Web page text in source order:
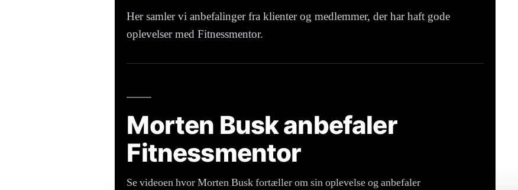
Her samler vi anbefalinger fra klienter og medlemmer, der har haft gode
oplevelser med Fitnessmentor.
Morten Busk anbefaler
Fitnessmentor
Se videoen hvor Morten Busk fortæller om sin oplevelse og anbefaler